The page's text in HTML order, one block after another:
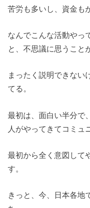
苦労も多いし、資金も
なんでこんな活動やっ
と、不思議に思うこと
まったく説明できない
てる。
最初は、面白い半分で
人がやってきてコミュ
最初から全く意図して
す。
きっと、今、日本各地